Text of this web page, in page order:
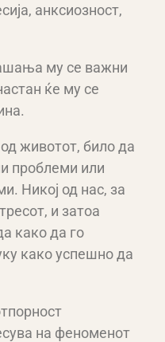
анксиозност,
му се важни
ќе му се
животот, било да
проблеми или
Никој од нас, за
и затоа
како да го
како успешно да
на феноменот